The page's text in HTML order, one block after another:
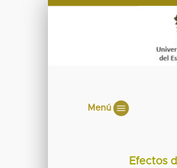
Menú
Efectos